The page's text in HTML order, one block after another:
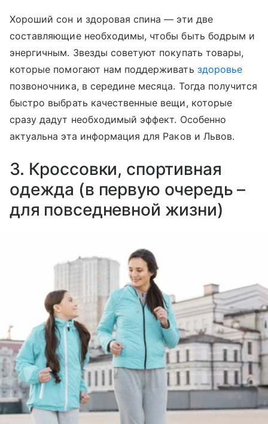
Хороший сон и здоровая спина — эти две
составляющие необходимы, чтобы быть бодрым и
энергичным. Звезды советуют покупать товары,
которые помогают нам поддерживать здоровье
позвоночника, в середине месяца. Тогда получится
быстро выбрать качественные вещи, которые
сразу дадут необходимый эффект. Особенно
актуальна эта информация для Раков и Львов.
3. Кроссовки, спортивная
одежда (в первую очередь –
для повседневной жизни)